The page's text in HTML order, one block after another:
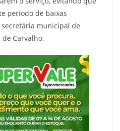
período de baixas
municipal de
de Carvalho.